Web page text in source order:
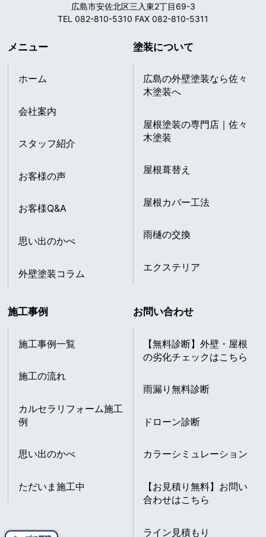
広島市安佐北区三入東2丁目69-3
TEL 082-810-5310 FAX 082-810-5311
メニュー
ホーム
会社案内
スタッフ紹介
お客様の声
お客様Q&A
思い出のかべ
外壁塗装コラム
塗装について
広島の外壁塗装なら佐々
木塗装へ
屋根塗装の専門店｜佐々
木塗装
屋根葺替え
屋根カバー工法
雨樋の交換
エクステリア
施工事例
施工事例一覧
施工の流れ
カルセラリフォーム施工
例
思い出のかべ
ただいま施工中
お問い合わせ
【無料診断】外壁・屋根
の劣化チェックはこちら
雨漏り無料診断
ドローン診断
カラーシミュレーション
【お見積り無料】お問い
合わせはこちら
ライン見積もり